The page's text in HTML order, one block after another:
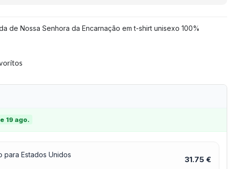
de Nossa Senhora da Encarnação em t-shirt unisexo 100%
19 ago.
para Estados Unidos 31.75 €